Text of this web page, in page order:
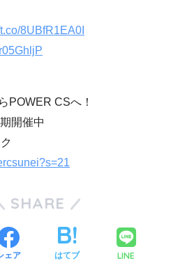
8UBfR1EA0I
POWER CSへ！
開催中
SHARE
ェア はてブ LINE